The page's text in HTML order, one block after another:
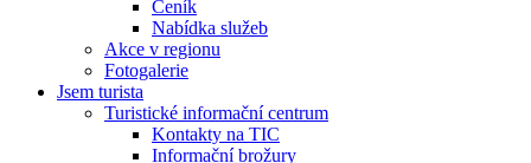
Ceník
Nabídka služeb
Akce v regionu
Fotogalerie
Jsem turista
Turistické informační centrum
Kontakty na TIC
Informační brožury